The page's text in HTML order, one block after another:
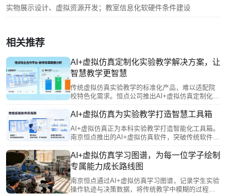
实物展示设计、虚拟资源开发；教室信息化软硬件条件建设
相关推荐
AI+虚拟仿真定制化实验教学解决方案，让
智慧教学更智慧
传统虚拟仿真实验教学的标准化产品，难以适配院
校特色化需求。恒点公司推出AI+虚拟仿真定制化服
计，实现从“被动接受”到“主动创造”。该方案对接产
块化架构，支持持续进化与升级，真正实现“一校一
策”，让技术服务于教育本质。
AI+虚拟仿真为实验教学打造智慧工具箱
AI+虚拟仿真正为本科实验教学打造智能化工具箱。
南京恒点推出的AI+虚拟仿真软件，突破传统软件
学生操作细节，进行智能比对与分析，建立个性化
能力档案并生成可视化学习报告，支持学生自我改
进与教师精准教学。其开放架构提供二次开发接口
和编辑器，方便教师自主创建实验模块，对接现有
系统，实现数据贯通。
AI+虚拟仿真学习图谱，为每一位学子绘制
专属能力成长路线图
南京恒点通过AI+虚拟仿真学习图谱，记录学生实验
操作轨迹与决策数据，将传统教学中模糊的过程转